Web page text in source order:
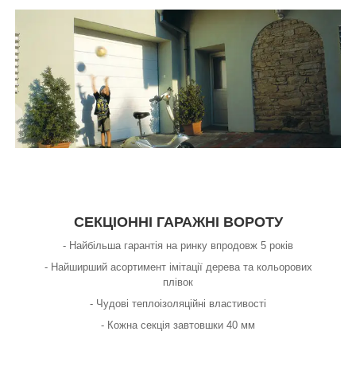
СЕКЦІОННІ ГАРАЖНІ ВОРОТУ
- Найбільша гарантія на ринку впродовж 5 років
- Найширший асортимент імітації дерева та кольорових
плівок
- Чудові теплоізоляційні властивості
- Кожна секція завтовшки 40 мм